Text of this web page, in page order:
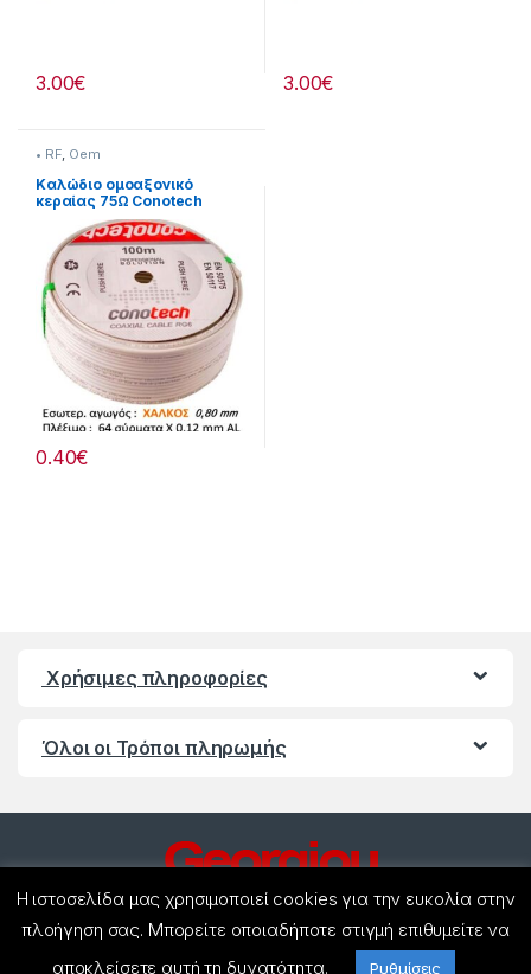
3.00€ 3.00€
• RF, Oem
Καλώδιο ομοαξονικό
κεραίας 75Ω Conotech
NS50TRI (Διατίθεται
ανά:1m)
0.40€
Χρήσιμες πληροφορίες
Όλοι οι Τρόποι πληρωμής
Έχετε ερωτήσεις ? Καλέστε
Η ιστοσελίδα μας χρησιμοποιεί cookies για την ευκολία στην
πλοήγηση σας. Μπορείτε οποιαδήποτε στιγμή επιθυμείτε να
αποκλείσετε αυτή τη δυνατότητα.
Ρυθμίσεις